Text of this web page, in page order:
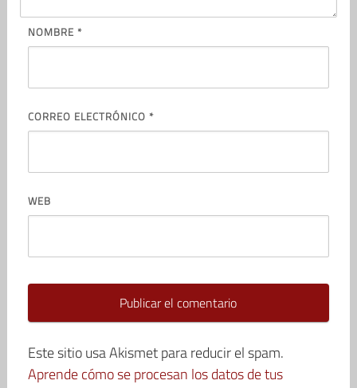
NOMBRE *
CORREO ELECTRÓNICO *
WEB
Este sitio usa Akismet para reducir el spam.
Aprende cómo se procesan los datos de tus